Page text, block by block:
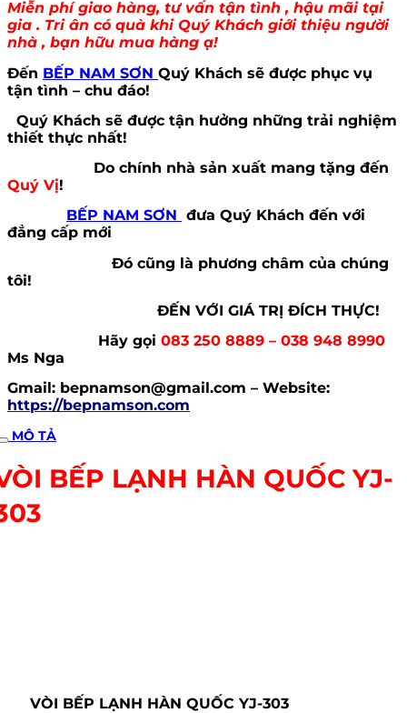
Miễn phí giao hàng, tư vấn tận tình , hậu mãi tại
gia . Tri ân có quà khi Quý Khách giới thiệu người
nhà , bạn hữu mua hàng ạ!
Đến BẾP NAM SƠN Quý Khách sẽ được phục vụ
tận tình – chu đáo!
Quý Khách sẽ được tận hưởng những trải nghiệm
thiết thực nhất!
Do chính nhà sản xuất mang tặng đến
Quý Vị!
BẾP NAM SƠN đưa Quý Khách đến với
đẳng cấp mới
Đó cũng là phương châm của chúng
tôi!
ĐẾN VỚI GIÁ TRỊ ĐÍCH THỰC!
Hãy gọi 083 250 8889 – 038 948 8990
Ms Nga
Gmail: bepnamson@gmail.com – Website:
https://bepnamson.com
MÔ TẢ
BẾP LẠNH HÀN QUỐC YJ-
VÒI BẾP LẠNH HÀN QUỐC YJ-303